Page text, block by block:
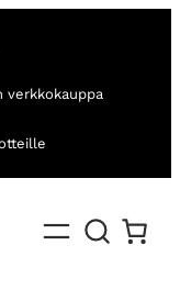
verkkokauppa